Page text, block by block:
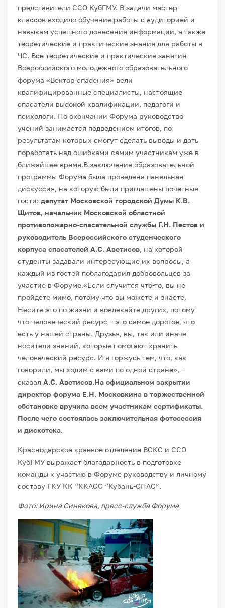
представители ССО КубГМУ. В задачи мастер-
классов входило обучение работы с аудиторией и
навыкам успешного донесения информации, а также
теоретические и практические знания для работы в
ЧС. Все теоретические и практические занятия
Всероссийского молодежного образовательного
форума «Вектор спасения» вели
квалифицированные специалисты, настоящие
спасатели высокой квалификации, педагоги и
психологи. По окончании Форума руководство
учений занимается подведением итогов, по
результатам которых смогут сделать выводы и дать
поработать над ошибками самим участникам уже в
ближайшее время.В заключение образовательной
программы Форума была проведена панельная
дискуссия, на которую были приглашены почетные
гости: депутат Московской городской Думы К.В.
Щитов, начальник Московской областной
противопожарно-спасательной службы Г.Н. Пестов и
руководитель Всероссийского студенческого
корпуса спасателей А.С. Аветисов, на которой
студенты задавали интересующие их вопросы, а
каждый из гостей поблагодарил добровольцев за
участие в Форуме.«Если случится что-то, вы не
пройдете мимо, потому что вы можете и знаете.
Несите это по жизни и вовлекайте других, потому
что человеческий ресурс – это самое дорогое, что
есть у нашей страны. Друзья, вы, так или иначе
носители знаний, которые помогают хранить
человеческий ресурс. И я горжусь тем, что, как
говорили, мы ходим с вами по одной стране», –
сказал А.С. Аветисов.На официальном закрытии
директор форума Е.Н. Московкина в торжественной
обстановке вручила всем участникам сертификаты.
После чего состоялась заключительная фотосессия
и дискотека.
Краснодарское краевое отделение ВСКС и ССО
КубГМУ выражает благодарность в подготовке
команды к участию в Форуме руководству и личному
составу ГКУ КК “ККАСС “Кубань-СПАС”.
Фото: Ирина Синякова, пресс-служба Форума